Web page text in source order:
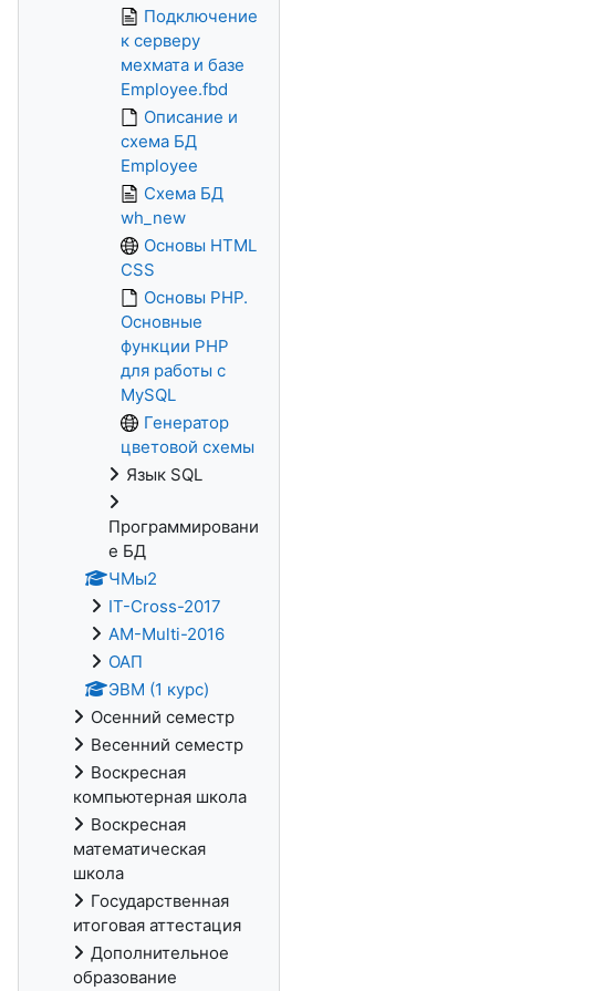
Подключение
к серверу
мехмата и базе
Employee.fbd
Описание и
схема БД
Employee
Схема БД
wh_new
Основы HTML
CSS
Основы PHP.
Основные
функции PHP
для работы с
MySQL
Генератор
цветовой схемы
Язык SQL
Программировани
е БД
ЧМы2
IT-Cross-2017
AM-Multi-2016
ОАП
ЭВМ (1 курс)
Осенний семестр
Весенний семестр
Воскресная
компьютерная школа
Воскресная
математическая
школа
Государственная
итоговая аттестация
Дополнительное
образование